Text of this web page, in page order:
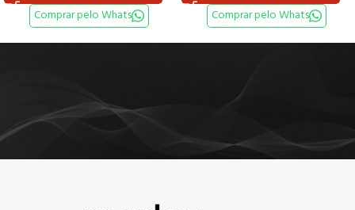
Comprar pelo Whats Comprar pelo Whats